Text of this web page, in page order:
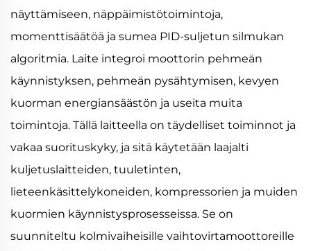
näyttämiseen, näppäimistötoimintoja,
momenttisäätöä ja sumea PID-suljetun silmukan
algoritmia. Laite integroi moottorin pehmeän
käynnistyksen, pehmeän pysähtymisen, kevyen
kuorman energiansäästön ja useita muita
toimintoja. Tällä laitteella on täydelliset toiminnot ja
vakaa suorituskyky, ja sitä käytetään laajalti
kuljetuslaitteiden, tuuletinten,
lieteenkäsittelykoneiden, kompressorien ja muiden
kuormien käynnistysprosesseissa. Se on
suunniteltu kolmivaiheisille vaihtovirtamoottoreille